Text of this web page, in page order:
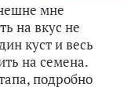
мне
на вкус не
куст и весь
на семена.
подробно